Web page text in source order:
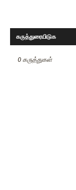
கருத்துரையிடுக
0 கருத்துகள்